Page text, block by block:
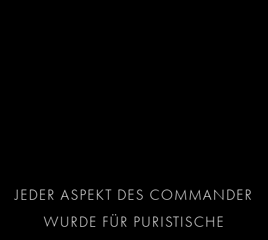
JEDER ASPEKT DES COMMANDER
WURDE FÜR PURISTISCHE